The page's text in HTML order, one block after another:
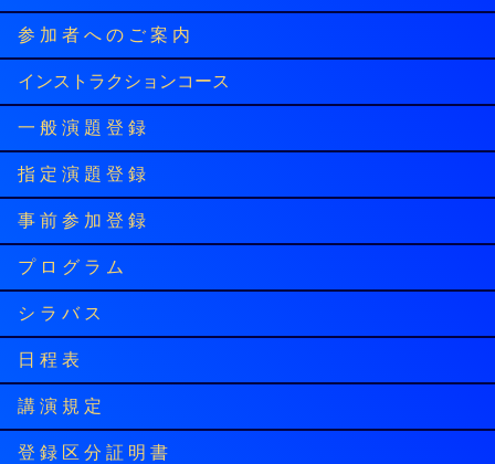
参 加 者 へ の ご 案 内
インストラクションコース
一 般 演 題 登 録
指 定 演 題 登 録
事 前 参 加 登 録
プ ロ グ ラ ム
シ ラ バ ス
日 程 表
講 演 規 定
登 録 区 分 証 明 書